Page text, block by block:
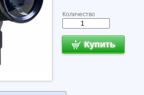
Количество
Купить